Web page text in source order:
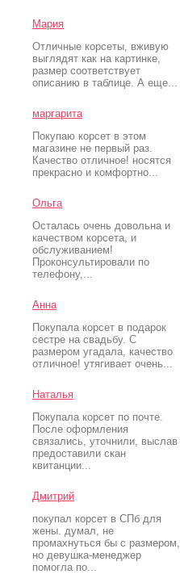
Мария
Отличные корсеты, вживую
выглядят как на картинке,
размер соответствует
описанию в таблице. А еще...
маргарита
Покупаю корсет в этом
магазине не первый раз.
Качество отличное! носятся
прекрасно и комфортно...
Ольга
Осталась очень довольна и
качеством корсета, и
обслуживанием!
Проконсультировали по
телефону,...
Анна
Покупала корсет в подарок
сестре на свадьбу. С
размером угадала, качество
отличное! утягивает очень...
Наталья
Покупала корсет по почте.
После оформления
связались, уточнили, выслав
предоставили скан
квитанции...
Дмитрий
покупал корсет в СПб для
жены. думал, не
промахнуться бы с размером,
но девушка-менеджер
помогла по...